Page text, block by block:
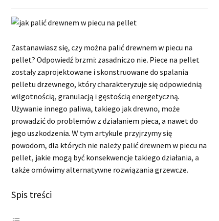
Zastanawiasz się, czy można palić drewnem w piecu na
pellet? Odpowiedź brzmi: zasadniczo nie. Piece na pellet
zostały zaprojektowane i skonstruowane do spalania
pelletu drzewnego, który charakteryzuje się odpowiednią
wilgotnością, granulacją i gęstością energetyczną.
Używanie innego paliwa, takiego jak drewno, może
prowadzić do problemów z działaniem pieca, a nawet do
jego uszkodzenia. W tym artykule przyjrzymy się
powodom, dla których nie należy palić drewnem w piecu na
pellet, jakie mogą być konsekwencje takiego działania, a
także omówimy alternatywne rozwiązania grzewcze.
Spis treści